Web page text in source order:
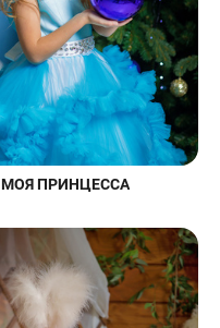
МОЯ ПРИНЦЕССА